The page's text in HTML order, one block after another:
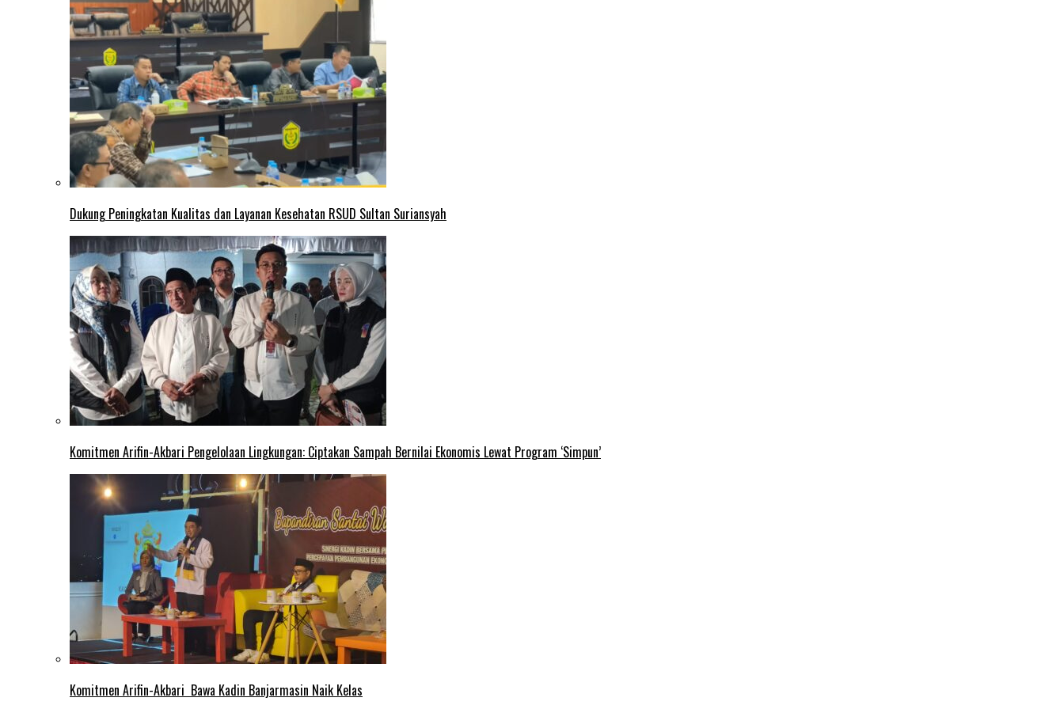
Dukung Peningkatan Kualitas dan Layanan Kesehatan RSUD Sultan Suriansyah
Komitmen Arifin-Akbari Pengelolaan Lingkungan: Ciptakan Sampah Bernilai Ekonomis Lewat Program ‘Simpun’
Komitmen Arifin-Akbari Bawa Kadin Banjarmasin Naik Kelas